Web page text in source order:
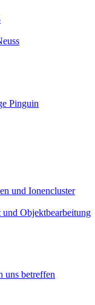
Pinguin
und Ionencluster
und Objektbearbeitung
uns betreffen